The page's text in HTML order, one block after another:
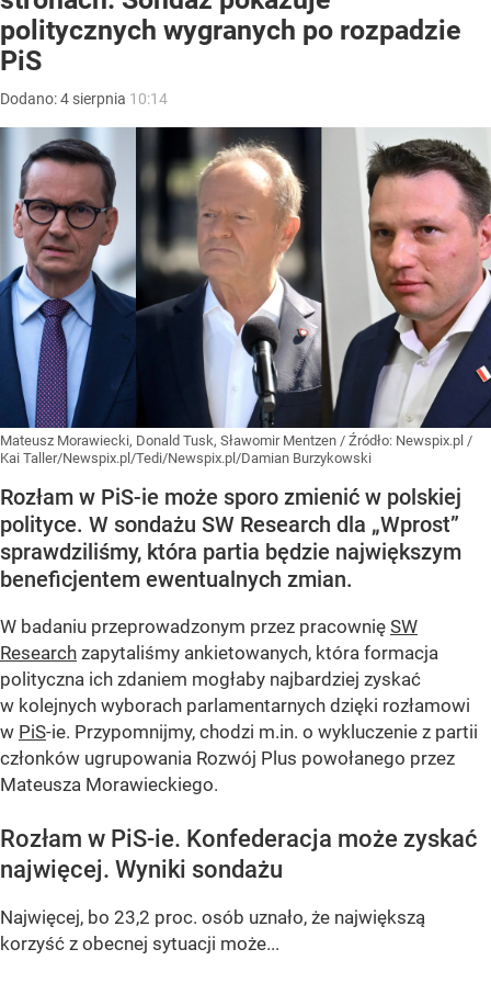
politycznych wygranych po rozpadzie
PiS
Dodano:4 sierpnia 10:14
Mateusz Morawiecki, Donald Tusk, Sławomir Mentzen / Źródło: Newspix.pl /
Kai Taller/Newspix.pl/Tedi/Newspix.pl/Damian Burzykowski
Rozłam w PiS-ie może sporo zmienić w polskiej
polityce. W sondażu SW Research dla „Wprost”
sprawdziliśmy, która partia będzie największym
beneficjentem ewentualnych zmian.
W badaniu przeprowadzonym przez pracownię SW
Research zapytaliśmy ankietowanych, która formacja
polityczna ich zdaniem mogłaby najbardziej zyskać
w kolejnych wyborach parlamentarnych dzięki rozłamowi
w PiS-ie. Przypomnijmy, chodzi m.in. o wykluczenie z partii
członków ugrupowania Rozwój Plus powołanego przez
Mateusza Morawieckiego.
Rozłam w PiS-ie. Konfederacja może zyskać
najwięcej. Wyniki sondażu
Najwięcej, bo 23,2 proc. osób uznało, że największą
korzyść z obecnej sytuacji może...